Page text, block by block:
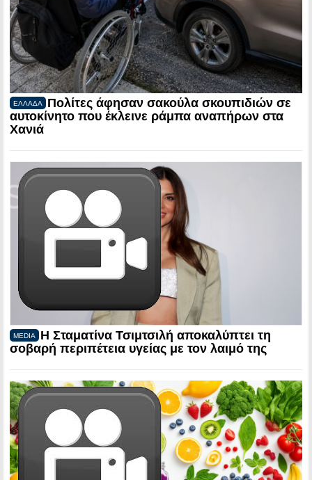
ΕΛΛΑΔΑ
Πολίτες άφησαν σακούλα σκουπιδιών σε
αυτοκίνητο που έκλεινε ράμπα αναπήρων στα
Χανιά
MEDIA
Η Σταματίνα Τσιμτσιλή αποκαλύπτει τη
σοβαρή περιπέτεια υγείας με τον λαιμό της